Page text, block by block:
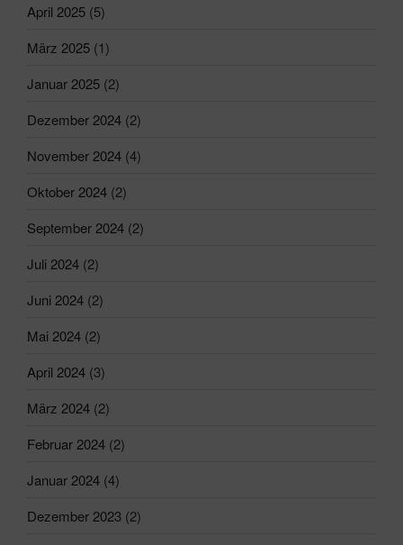
April 2025 (5)
März 2025 (1)
Januar 2025 (2)
Dezember 2024 (2)
November 2024 (4)
Oktober 2024 (2)
September 2024 (2)
Juli 2024 (2)
Juni 2024 (2)
Mai 2024 (2)
April 2024 (3)
März 2024 (2)
Februar 2024 (2)
Januar 2024 (4)
Dezember 2023 (2)